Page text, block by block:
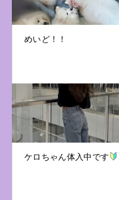
めいど！！
ケロちゃん体入中です